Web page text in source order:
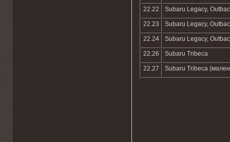
22.22 Subaru Legacy,
22.23 Subaru Legacy,
22.24 Subaru Legacy,
22.26 Subaru Tribeca
22.27 Subaru Tribeca